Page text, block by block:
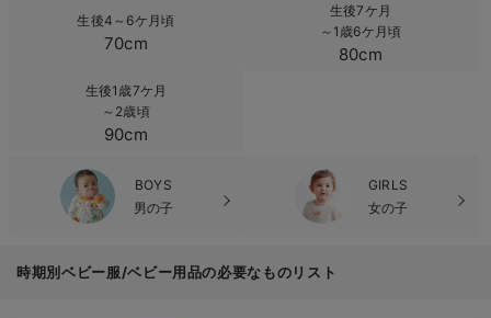
生後4～6ケ月頃
70cm
生後7ケ月
～1歳6ケ月頃
80cm
生後1歳7ケ月
～2歳頃
90cm
BOYS
男の子
GIRLS
女の子
時期別ベビー服/ベビー用品の必要なものリスト